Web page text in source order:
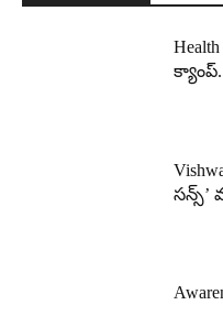
క్యాంప్.
సన్స్’